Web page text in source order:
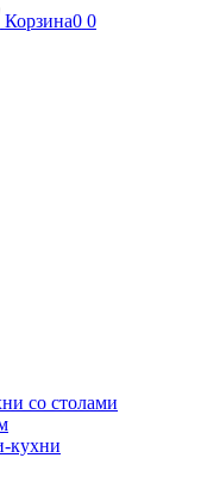
Корзина0 0
со столами
кухни